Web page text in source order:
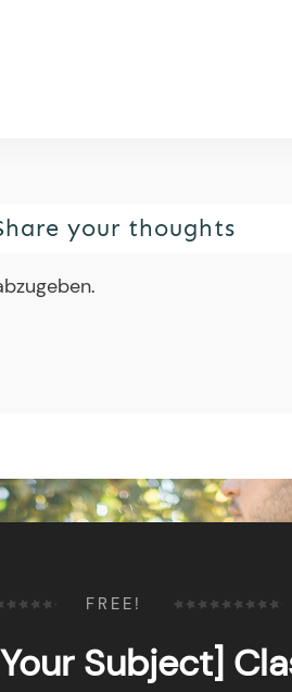
your thoughts
FREE!
Subject]